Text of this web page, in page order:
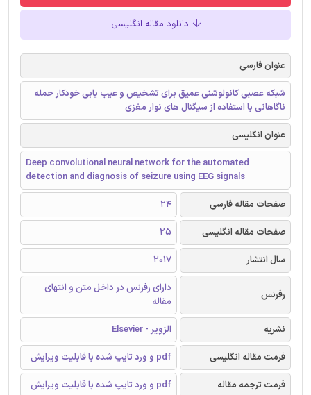
دانلود مقاله انگلیسی
عنوان فارسی
شبکه عصبی کانولوشنی عمیق برای تشخیص و عیب یابی خودکار حمله
ناگاهانی با استفاده از سیگنال های نوار مغزی
عنوان انگلیسی
Deep convolutional neural network for the automated
detection and diagnosis of seizure using EEG signals
صفحات مقاله فارسی
24
صفحات مقاله انگلیسی
25
سال انتشار
2017
رفرنس
دارای رفرنس در داخل متن و انتهای
مقاله
نشریه
الزویر - Elsevier
فرمت مقاله انگلیسی
pdf و ورد تایپ شده با قابلیت ویرایش
فرمت ترجمه مقاله
pdf و ورد تایپ شده با قابلیت ویرایش